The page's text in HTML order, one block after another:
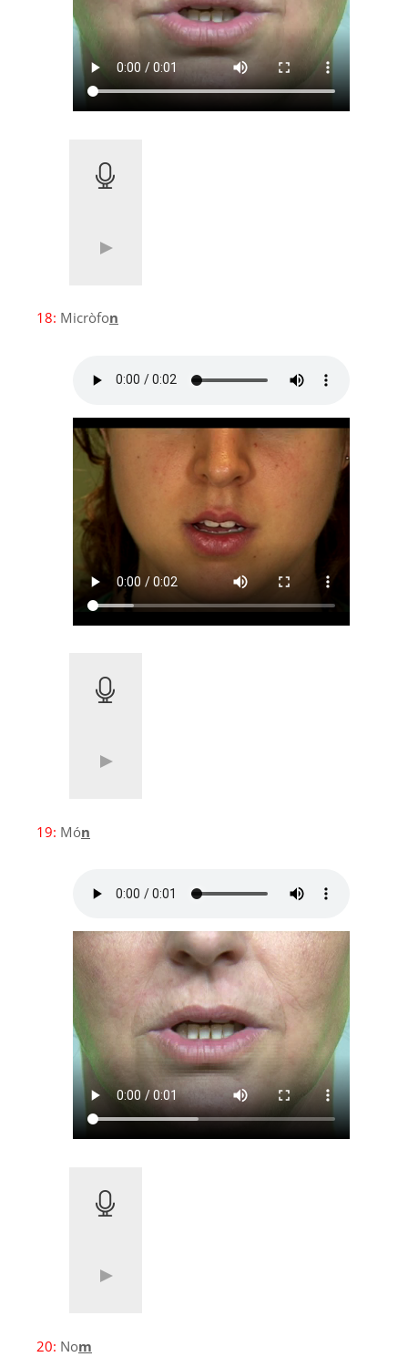
18: Micròfon
19: Món
20: Nom